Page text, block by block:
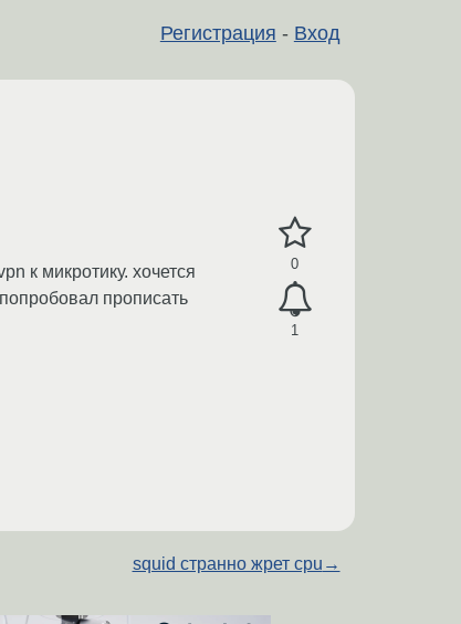
Регистрация - Вход
0
1
к микротику. хочется
прописать
squid странно жрет cpu →